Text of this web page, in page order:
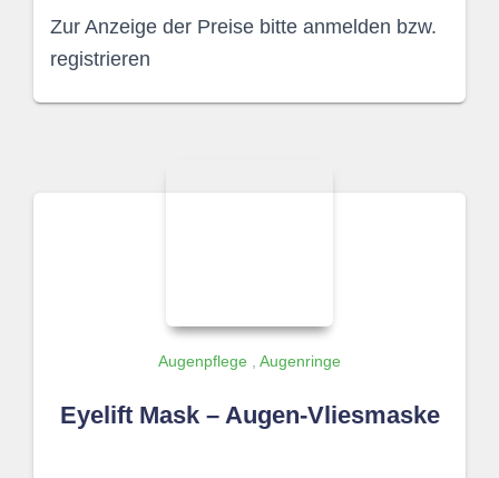
Zur Anzeige der Preise bitte anmelden bzw.
registrieren
Augenpflege Augenringe
Eyelift Mask – Augen-Vliesmaske